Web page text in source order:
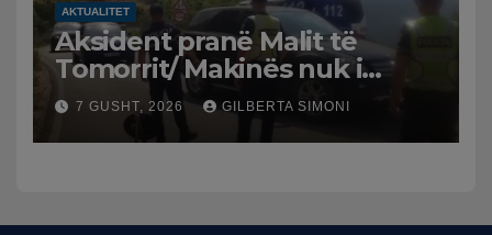
AKTUALITET
Aksident pranë Malit të
Tomorrit/ Makinës nuk i
punuan frenat dhe doli nga
rruga, plagosen 7 persona,
dy në gjendje të rëndë te
7 GUSHT, 2026 GILBERTA SIMONI